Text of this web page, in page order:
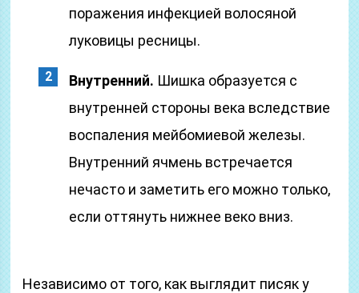
поражения инфекцией волосяной
луковицы ресницы.
Внутренний. Шишка образуется с
внутренней стороны века вследствие
воспаления мейбомиевой железы.
Внутренний ячмень встречается
нечасто и заметить его можно только,
если оттянуть нижнее веко вниз.
Независимо от того, как выглядит писяк у